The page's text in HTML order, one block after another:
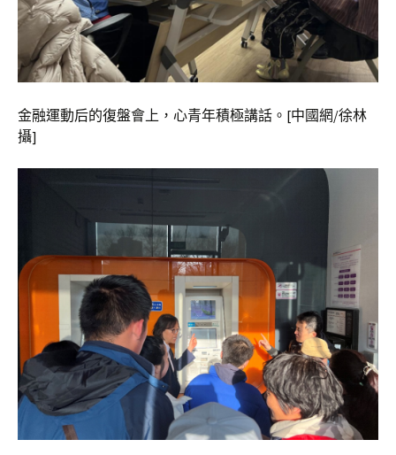
金融運動后的復盤會上，心青年積極講話。[中國網/徐林
攝]